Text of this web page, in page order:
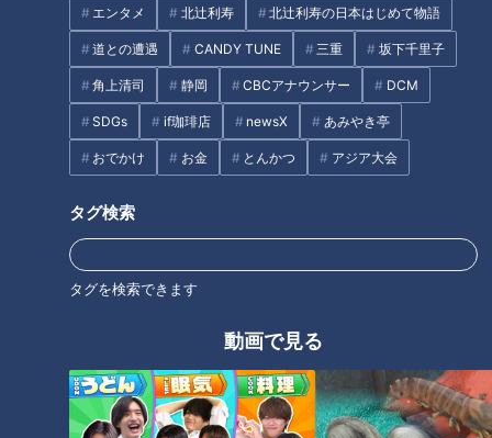
エンタメ 北辻利寿 北辻利寿の日本はじめて物語
道との遭遇 CANDY TUNE 三重 坂下千里子
角上清司 静岡 CBCアナウンサー DCM
SDGs if珈琲店 newsX あみやき亭
おでかけ お金 とんかつ アジア大会
タグ検索
タグを検索できます
動画で見る
「無理なくやせる方法」
タグ
健康 ゲンキの時間 坂下千里子 石丸幹二
石丸幹二「すごい痩せました
ね！」…世界一楽なスクワッ
ト！？ダイエットのスペシャリ
よ！…苦しい？つらい？何をす
る？「大腸内視鏡検査」の一部
始終